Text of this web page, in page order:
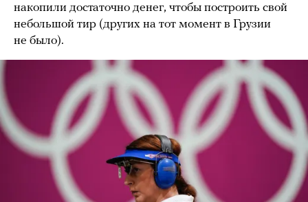
накопили достаточно денег, чтобы построить свой
небольшой тир (других на тот момент в Грузии
не было).